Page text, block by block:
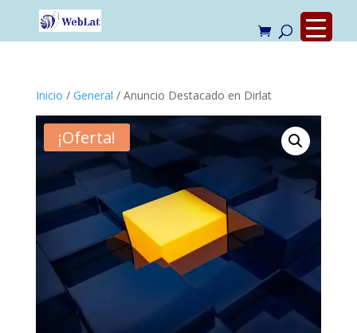
Inicio / General / Anuncio Destacado en Dirlat
¡Oferta!